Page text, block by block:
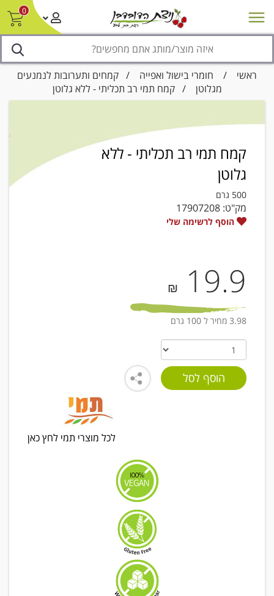
0
מבצעים סניפים צור קשר/ביטול הזמנה
ראשי / חומרי בישול ואפייה / קמחים ותערובות לנמנעים
מגלוטן / קמח תמי רב תכליתי - ללא גלוטן
קמח תמי רב תכליתי - ללא
גלוטן
500 גרם
מק"ט: 17907208
הוסף לרשימה שלי
19.9
₪
3.98 מחיר ל 100 גרם
לכל מוצרי תמי לחץ כאן